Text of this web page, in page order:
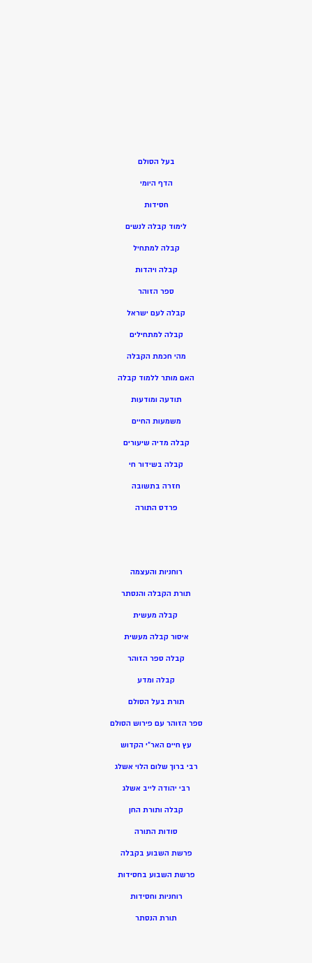
בעל הסולם
הדף היומי
חסידות
לימוד קבלה לנשים
קבלה למתחיל
קבלה ויהדות
ספר הזוהר
קבלה לעם ישראל
קבלה למתחילים
מהי חכמת הקבלה
האם מותר ללמוד קבלה
תודעה ומודעות
משמעות החיים
קבלה מדיה שיעורים
קבלה בשידור חי
חזרה בתשובה
פרדס התורה
רוחניות והעצמה
תורת הקבלה והנסתר
קבלה מעשית
איסור קבלה מעשית
קבלה ספר הזוהר
קבלה ומדע
תורת בעל הסולם
ספר הזוהר עם פירוש הסולם
עץ חיים האר”י הקדוש
רבי ברוך שלום הלוי אשלג
רבי יהודה לייב אשלג
קבלה ותורת החן
סודות התורה
פרשת השבוע בקבלה
פרשת השבוע בחסידות
רוחניות וחסידות
תורת הנסתר